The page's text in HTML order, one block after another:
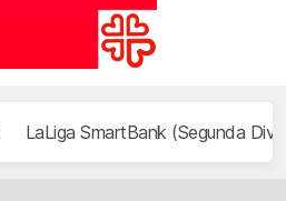
LaLiga SmartBank (Segunda